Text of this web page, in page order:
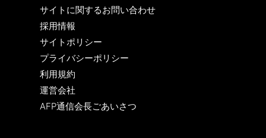
サイトに関するお問い合わせ
採用情報
サイトポリシー
プライバシーポリシー
利用規約
運営会社
AFP通信会長ごあいさつ